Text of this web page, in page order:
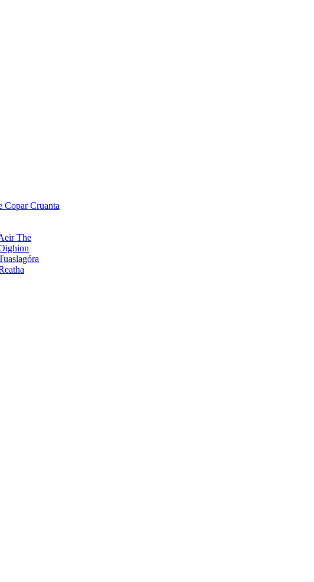
Copar Cruanta
The